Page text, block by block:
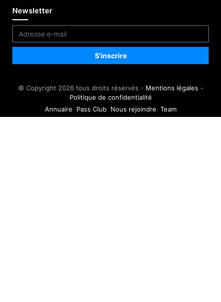
Newsletter
© Copyright 2026 tous droits réservés - Mentions légales -
Politique de confidentialité
Annuaire
Pass Club Nous rejoindre Team